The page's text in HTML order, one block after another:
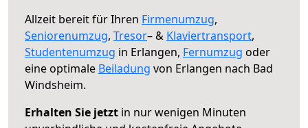
Allzeit bereit für Ihren Firmenumzug,
Seniorenumzug, Tresor– & Klaviertransport,
Studentenumzug in Erlangen, Fernumzug oder
eine optimale Beiladung von Erlangen nach Bad
Windsheim.
Erhalten Sie jetzt in nur wenigen Minuten